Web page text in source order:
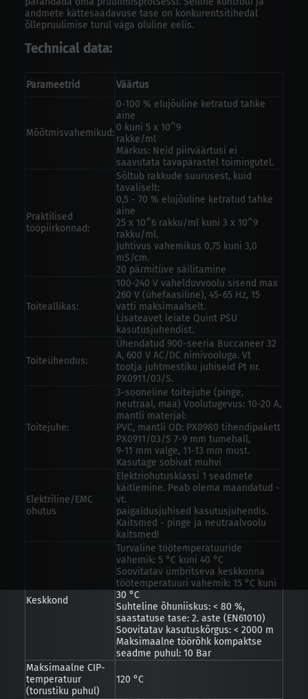
andmete kättesaadavuse tase on konkurentsitihedal
õllepruulimise turul väga oluline eelis.
Technical data:
Parameetrid Väärtus
Mõõtmisvahemikud:
0-100 % elujõuline ketratud tahke
aine
0 kuni 5 x 10^9
rakke/ml
Märkus: Neid piirväärtusi ei
saavutata tavapärastel toimingutel.
Praktilised
tööpiirkonnad:
Sõltub rakkude suurusest, kuid
tavaliselt:
0,5 - 70 % elujõuline ketratud tahke
aine
25 x 10^6 rakku/ml kuni 3 x 10^9
rakku/ml.
Juhtivus vahemikus 0,75 kuni 3,0
mS/cm.
20 pärmitüve säilitamine
Toiteallikas:
100-240 V vahelduvvoolu sisend max
260 V (ühefaasiline), 45-65 Hz, 15
vatti maksimaalselt.
Lisateavet leiate Quint PSU
kasutusjuhendist.
Toiteühendus:
Ühendatud 900-seeria Buccaneer 32
A, 600 V AC/DC nimivooluga. Vt
tootja juhtmestiku juhiseid Pt nr.
PX0911/03/S.
Toitejuhe:
3-sooneline toitejuhe (pinge,
neutraal, maa) Voolutugevus: 10-20 A,
mantli materjal:
PVC, mantli OD: PX0980 tihendipakett
PX0911/03/S 7-9 mm tumehall,
9-11 mm valge, 11-13 mm must.
Kasutage sobivat muhvi
Elektriline/EMC
ohutus
Elektriohutusklassi 1 seadmete
käitlemine. Peab olema maandatud -
vt.
paigaldusjuhised kasutusjuhendis.
Kaitsmed - pinge ja neutraalvoolu
kaitsmed!
Keskkond
Turvaline töötemperatuuride
vahemik: 5 °C kuni 40 °C
Soovitatav ümbritseva keskkonna
töötemperatuuri vahemik: 15 °C kuni
30 °C
Suhteline õhuniiskus: < 80 %,
saastatuse tase: 2. aste (EN61010)
Soovitatav kasutuskõrgus: < 2000 m
Maksimaalne töörõhk kompaktse
seadme puhul: 10 Bar
Maksimaalne CIP-
temperatuur
(torustiku puhul)
120 °C